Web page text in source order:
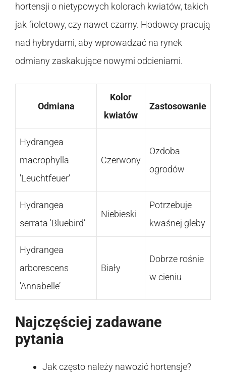
hortensji o nietypowych kolorach kwiatów, takich
jak fioletowy, czy nawet czarny. Hodowcy pracują
nad hybrydami, aby wprowadzać na rynek
odmiany zaskakujące nowymi odcieniami.
Odmiana
Kolor
kwiatów
Zastosowanie
Hydrangea
macrophylla
'Leuchtfeuer’
Czerwony
Ozdoba
ogrodów
Hydrangea
serrata 'Bluebird’
Niebieski
Potrzebuje
kwaśnej gleby
Hydrangea
arborescens
'Annabelle’
Biały
Dobrze rośnie
w cieniu
Najczęściej zadawane
pytania
Jak często należy nawozić hortensje?